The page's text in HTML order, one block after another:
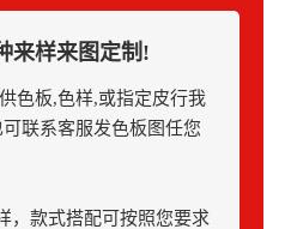
来样来图定制!
色板,色样,或指定皮行我
联系客服发色板图任您
，款式搭配可按照您要求